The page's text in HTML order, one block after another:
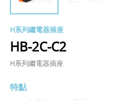
H系列繼電器插座
HB-2C-C2
H系列繼電器插座
特點